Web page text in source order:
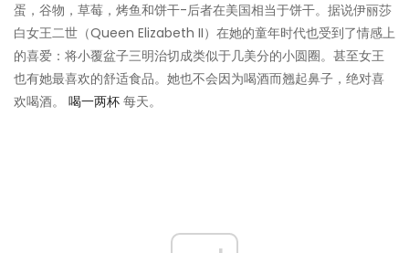
蛋，谷物，草莓，烤鱼和饼干-后者在美国相当于饼干。据说伊丽莎
白女王二世（Queen Elizabeth II）在她的童年时代也受到了情感上
的喜爱：将小覆盆子三明治切成类似于几美分的小圆圈。甚至女王
也有她最喜欢的舒适食品。她也不会因为喝酒而翘起鼻子，绝对喜
欢喝酒。 喝一两杯 每天。